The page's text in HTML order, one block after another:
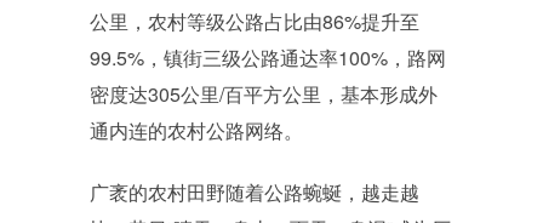
公里，农村等级公路占比由86%提升至
99.5%，镇街三级公路通达率100%，路网
密度达305公里/百平方公里，基本形成外
通内连的农村公路网络。
广袤的农村田野随着公路蜿蜒，越走越